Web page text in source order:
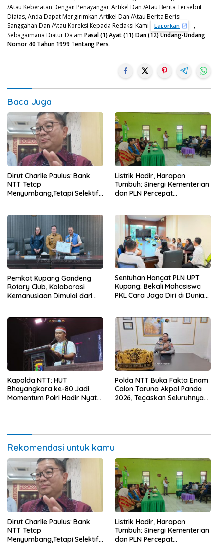
/Atau Keberatan Dengan Penayangan Artikel Dan /Atau Berita Tersebut
Diatas, Anda Dapat Mengirimkan Artikel Dan /Atau Berita Berisi
Sanggahan Dan /Atau Koreksi Kepada Redaksi Kami
Laporkan
,
Sebagaimana Diatur Dalam Pasal (1) Ayat (11) Dan (12) Undang-Undang
Nomor 40 Tahun 1999 Tentang Pers.
Baca Juga
Dirut Charlie Paulus: Bank
NTT Tetap
Menyumbang,Tetapi Selektif
Listrik Hadir, Harapan
Tumbuh: Sinergi Kementerian
dan PLN Percepat
Pemkot Kupang Gandeng
Rotary Club, Kolaborasi
Kemanusiaan Dimulai dari
Sentuhan Hangat PLN UPT
Kupang: Bekali Mahasiswa
PKL Cara Jaga Diri di Dunia
Kapolda NTT: HUT
Bhayangkara ke-80 Jadi
Momentum Polri Hadir Nyata
Polda NTT Buka Fakta Enam
Calon Taruna Akpol Panda
2026, Tegaskan Seluruhnya
Rekomendasi untuk kamu
Dirut Charlie Paulus: Bank
NTT Tetap
Menyumbang,Tetapi Selektif
Listrik Hadir, Harapan
Tumbuh: Sinergi Kementerian
dan PLN Percepat